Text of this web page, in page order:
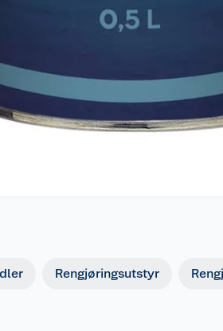
Rengjøringsutstyr
<eller angi alle organer som